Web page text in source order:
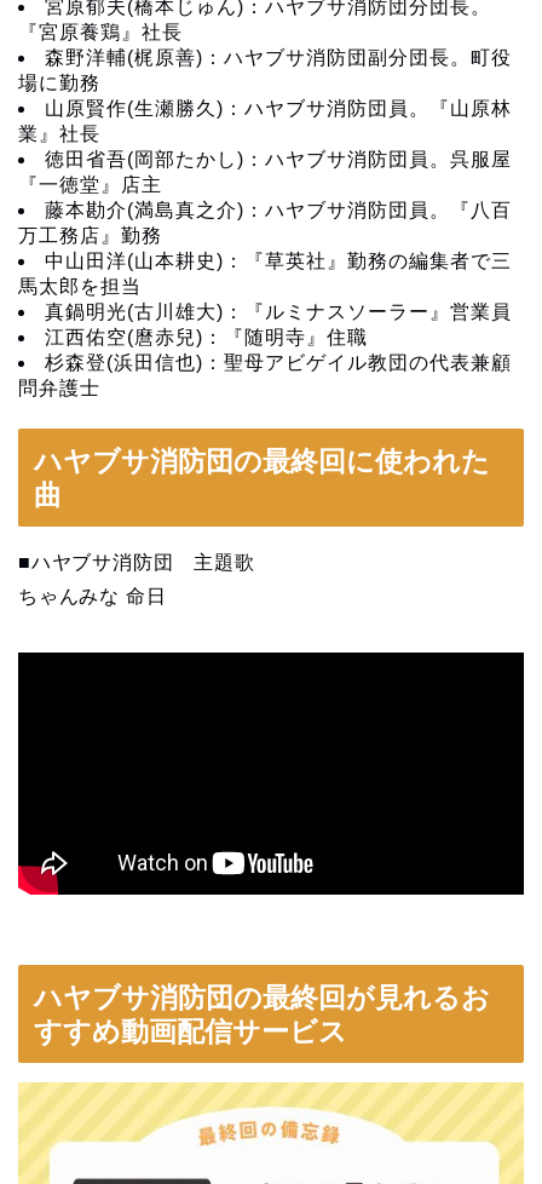
宮原郁夫(橋本じゅん)：ハヤブサ消防団分団長。
『宮原養鶏』社長
森野洋輔(梶原善)：ハヤブサ消防団副分団長。町役
場に勤務
山原賢作(生瀬勝久)：ハヤブサ消防団員。『山原林
業』社長
徳田省吾(岡部たかし)：ハヤブサ消防団員。呉服屋
『一徳堂』店主
藤本勘介(満島真之介)：ハヤブサ消防団員。『八百
万工務店』勤務
中山田洋(山本耕史)：『草英社』勤務の編集者で三
馬太郎を担当
真鍋明光(古川雄大)：『ルミナスソーラー』営業員
江西佑空(麿赤兒)：『随明寺』住職
杉森登(浜田信也)：聖母アビゲイル教団の代表兼顧
問弁護士
ハヤブサ消防団の最終回に使われた
曲
■ハヤブサ消防団 主題歌
ちゃんみな 命日
ハヤブサ消防団の最終回が見れるお
すすめ動画配信サービス